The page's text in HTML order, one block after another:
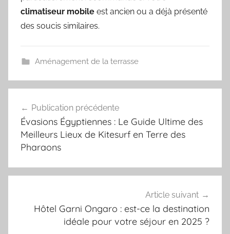
climatiseur mobile est ancien ou a déjà présenté
des soucis similaires.
Aménagement de la terrasse
de
l’article
Publication précédente
Évasions Égyptiennes : Le Guide Ultime des
Meilleurs Lieux de Kitesurf en Terre des
Pharaons
Article suivant
Hôtel Garni Ongaro : est-ce la destination
idéale pour votre séjour en 2025 ?